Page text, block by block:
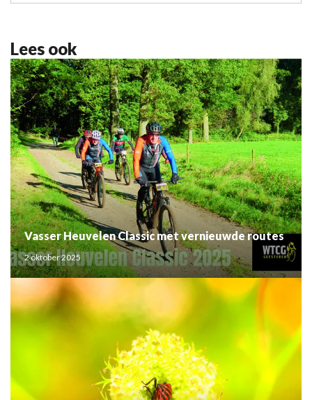
Lees ook
Vasser Heuvelen Classic met vernieuwde routes
2 oktober 2025